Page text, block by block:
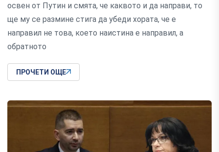
освен от Путин и смята, че каквото и да направи, то
ще му се размине стига да убеди хората, че е
направил не това, което наистина е направил, а
обратното
ПРОЧЕТИ ОЩЕ